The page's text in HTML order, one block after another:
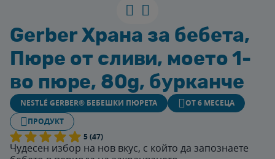
Gerber Храна за бебета,
Пюре от сливи, моето 1-
во пюре, 80g, бурканче
NESTLÉ GERBER® БЕБЕШКИ ПЮРЕТА
OТ 6 MЕСЕЦА
ПРОДУКТ
5 (47)
Чудесен избор на нов вкус, с който да запознаете